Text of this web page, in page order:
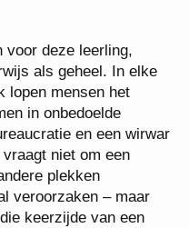
voor deze leerling,
als geheel. In elke
lopen mensen het
in onbedoelde
en een wirwar
niet om een
plekken
veroorzaken – maar
keerzijde van een